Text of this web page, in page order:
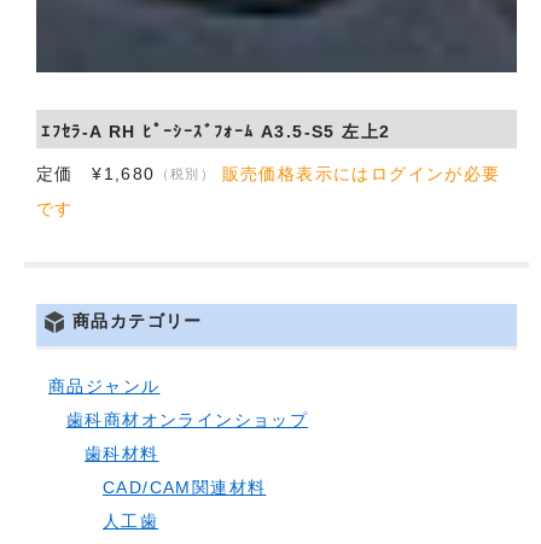
ｴﾌｾﾗ-A RH ﾋﾟｰｼｰｽﾞﾌｫｰﾑ A3.5-S5 左上2
定価 ¥1,680 （税別）
販売価格表示にはログインが必要
です
商品カテゴリー
商品ジャンル
歯科商材オンラインショップ
歯科材料
CAD/CAM関連材料
人工歯